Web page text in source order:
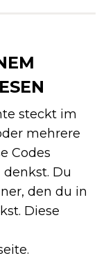
steckt im
mehrere
Codes
Du
den du in
Diese